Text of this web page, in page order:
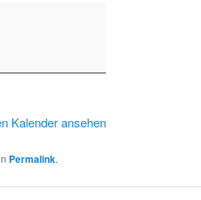
Kalender ansehen
Permalink.